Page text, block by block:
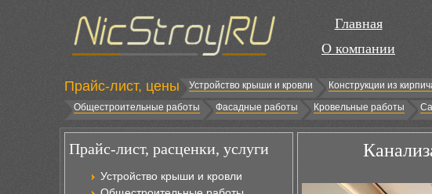
Главная
О компании
Прайс-лист, цены Устройство крыши и кровли Конструкции из
Общестроительные работы
Фасадные работы Кровельные работы
Прайс-лист, расценки, услуги
Устройство крыши и кровли